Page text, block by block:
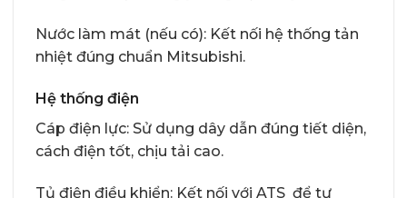
Nước làm mát (nếu có): Kết nối hệ thống tản
nhiệt đúng chuẩn Mitsubishi.
Hệ thống điện
Cáp điện lực: Sử dụng dây dẫn đúng tiết diện,
cách điện tốt, chịu tải cao.
Tủ điện điều khiển: Kết nối với ATS để tự